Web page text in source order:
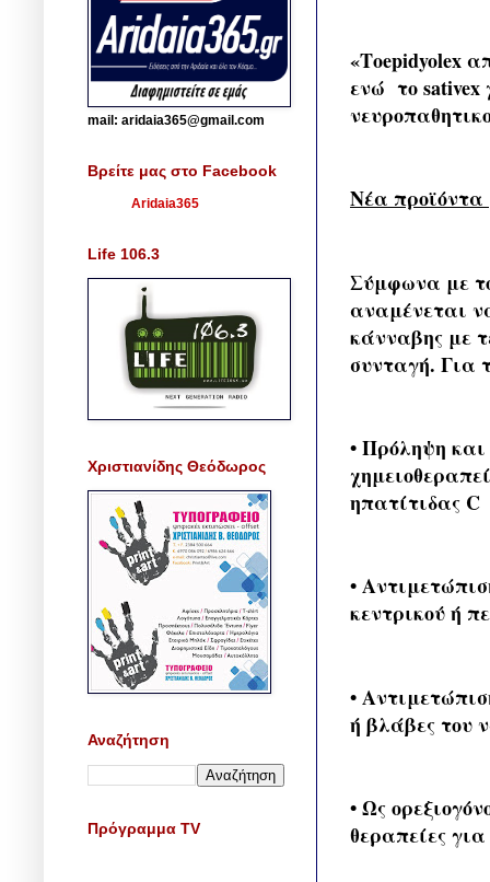
«Τoepidyolex
ενώ το sativex
Νέα προϊόντα
Σύμφωνα με
αναμένεται
κάνναβης με
συνταγή. Για
• Πρόληψη
ηπατίτιδας C
•
κεντρικού ή
•
ή βλάβες του
• Ως
θεραπείες
mail: aridaia365@gmail.com
Βρείτε μας στο Facebook
Aridaia365
Life 106.3
Χριστιανίδης Θεόδωρος
Αναζήτηση
Πρόγραμμα TV